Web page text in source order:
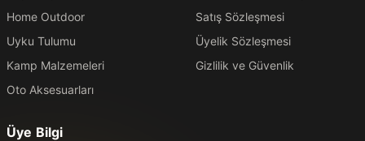
Home Outdoor
Uyku Tulumu
Kamp Malzemeleri
Oto Aksesuarları
Satış Sözleşmesi
Üyelik Sözleşmesi
Gizlilik ve Güvenlik
Üye Bilgi